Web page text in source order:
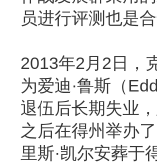
员进行评测也是合
2013年2月2日，
为爱迪·鲁斯（
退伍后长期失业
之后在得州举办
里斯·凯尔安葬于